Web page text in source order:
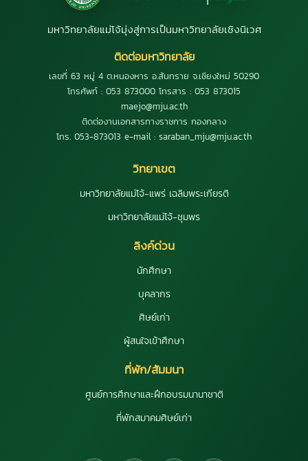
มหาวิทยาลัยแม่โจ้มุ่งสู่การเป็นมหาวิทยาลัยเชิงนิเวศ
ติดต่อมหาวิทยาลัย
เลขที่ 63 หมู่ 4 ต.หนองหาร อ.สันทราย จ.เชียงใหม่ 50290
โทรศัพท์ : 053 873000 โทรสาร : 053 873015
maejo@mju.ac.th
ติดต่องานเอกสารทางราชการ กองกลาง
โทร. 053-873013 e-mail : saraban_mju@mju.ac.th
วิทยาเขต
มหาวิทยาลัยแม่โจ้-แพร่ เฉลิมพระเกียรติ
มหาวิทยาลัยแม่โจ้-ชุมพร
ลิงค์ด่วน
นักศึกษา
บุคลากร
ศิษย์เก่า
ผู้สนใจเข้าศึกษา
ที่พัก/สัมมนา
ศูนย์การศึกษาและฝึกอบรมนานาชาติ
ที่พักสมาคมศิษย์เก่า